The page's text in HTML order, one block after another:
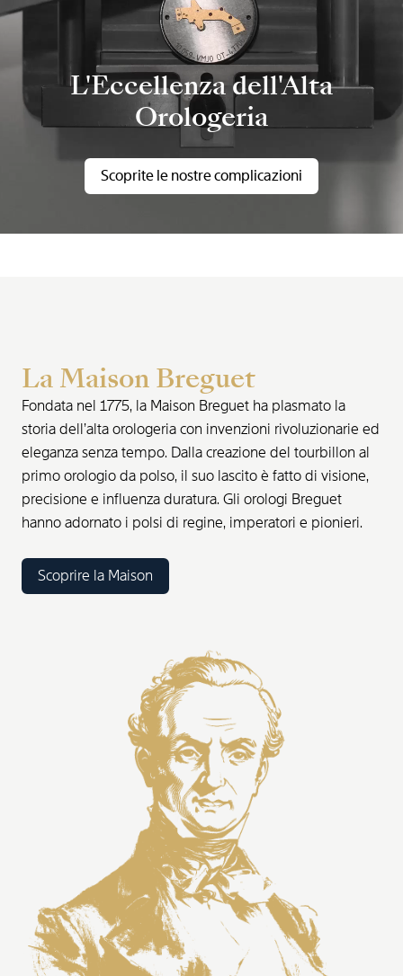
L'Eccellenza dell'Alta
Orologeria
Scoprite le nostre complicazioni
La Maison Breguet
Fondata nel 1775, la Maison Breguet ha plasmato la
storia dell’alta orologeria con invenzioni rivoluzionarie ed
eleganza senza tempo. Dalla creazione del tourbillon al
primo orologio da polso, il suo lascito è fatto di visione,
precisione e influenza duratura. Gli orologi Breguet
hanno adornato i polsi di regine, imperatori e pionieri.
Scoprire la Maison